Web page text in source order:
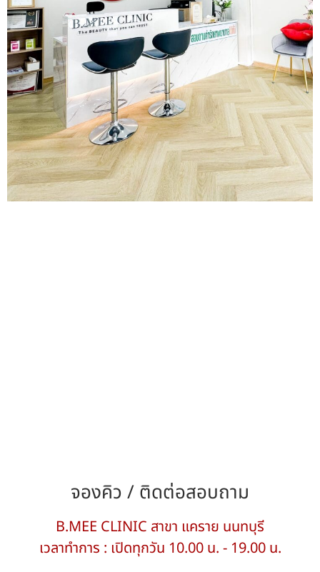
จองคิว / ติดต่อสอบถาม
B.MEE CLINIC สาขา แคราย นนทบุรี
เวลาทำการ : เปิดทุกวัน 10.00 น. - 19.00 น.